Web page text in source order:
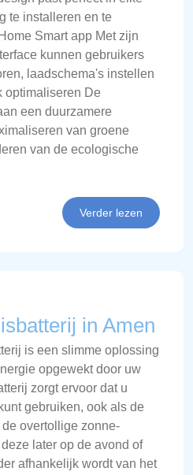
te installeren en te
Smart app Met zijn
kunnen gebruikers
laadschema's instellen
optimaliseren De
een duurzamere
van groene
van de ecologische
Verder lezen
in Amen
is een slimme oplossing
opgewekt door uw
zorgt ervoor dat u
gebruiken, ook als de
overtollige zonne-
later op de avond of
afhankelijk wordt van het